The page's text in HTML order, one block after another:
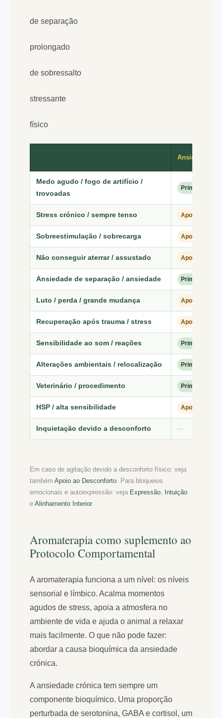
de separação
prolongado
de sobressalto
stressante
físico
Ansiedade
Medo agudo / fogo de artifício /
trovoadas
Primária
Stress crónico / sempre tenso Apoiador
Sobreestimulação / sobrecarga Apoiador
Não conseguir aterrar / assustado Apoiador
Ansiedade de separação / ansiedade Primária
Luto / perda / grande mudança Apoiador
Recuperação após trauma / stress Apoiador
Sensibilidade ao som / reações Primária
Alterações ambientais / relocalização Primária
Veterinário / procedimento Primária
HSP / alta sensibilidade Apoiador
Inquietação devido a desconforto —
Em caso de agitação devido a desconforto físico: veja
também Apoio ao Desconforto . Para bloqueios
emocionais e autoexpressão: veja Expressão Intuição
e Alinhamento Interior.
Aromaterapia como suplemento ao
Protocolo Comportamental
A aromaterapia funciona a um nível: os níveis
sensorial e límbico. Acalma momentos
agudos de stress, apoia a atmosfera no
ambiente de vida e ajuda o animal a relaxar
mais facilmente. O que não pode fazer:
abordar a causa bioquímica da ansiedade
crónica.
A ansiedade crónica tem sempre um
componente bioquímico. Uma proporção
perturbada de serotonina, GABA e cortisol, um